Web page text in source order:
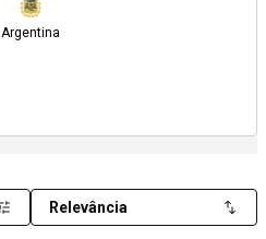
Argentina
Relevância